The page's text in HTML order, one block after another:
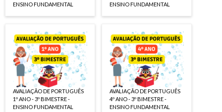
ENSINO FUNDAMENTAL
AVALIAÇÃO DE PORTUGUÊS
1º ANO - 3º BIMESTRE -
ENSINO FUNDAMENTAL
ENSINO FUNDAMENTAL
AVALIAÇÃO DE PORTUGUÊS
4º ANO - 3º BIMESTRE -
ENSINO FUNDAMENTAL